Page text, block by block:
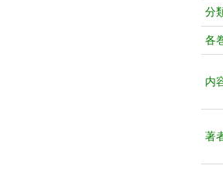
分
各
内
著